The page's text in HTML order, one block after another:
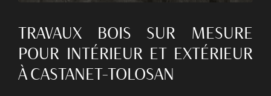
TRAVAUX BOIS SUR MESURE
POUR INTÉRIEUR ET EXTÉRIEUR
À CASTANET-TOLOSAN